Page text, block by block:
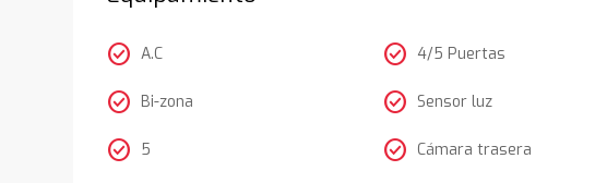
check_circle A.C
check_circle Bi-zona
check_circle 5
check_circle 4/5 Puertas
check_circle Sensor luz
check_circle Cámara trasera